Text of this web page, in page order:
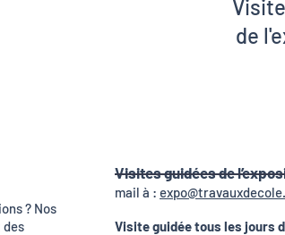
de
? Nos
Visites guidées de
mail à :
Visite guidée tous les jours